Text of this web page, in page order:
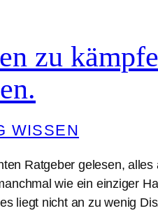
zu
WISSEN
Ratgeber gelesen,
wie ein einziger
liegt nicht an zu wenig